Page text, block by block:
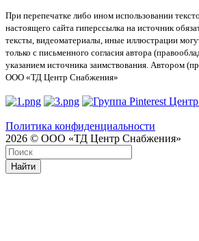
При перепечатке либо ином использовании
настоящего сайта гиперссылка на источник
тексты, видеоматериалы, иные иллюстрации
только с письменного согласия автора
указанием источника заимствования. Автором
ООО «ТД Центр Снабжения»
Политика конфиденциальности
2026 © ООО «ТД Центр Снабжения»
Найти